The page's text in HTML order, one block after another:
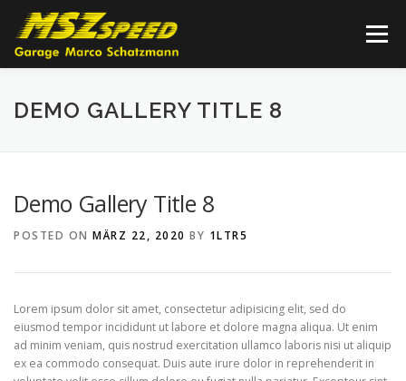
content
Menu
HOME KONTAKT ÖFFNUNGSZEITEN
DEMO GALLERY TITLE 8
Demo Gallery Title 8
POSTED ON MÄRZ 22, 2020 BY 1LTR5
Lorem ipsum dolor sit amet, consectetur adipisicing elit, sed do
eiusmod tempor incididunt ut labore et dolore magna aliqua. Ut enim
ad minim veniam, quis nostrud exercitation ullamco laboris nisi ut aliquip
ex ea commodo consequat. Duis aute irure dolor in reprehenderit in